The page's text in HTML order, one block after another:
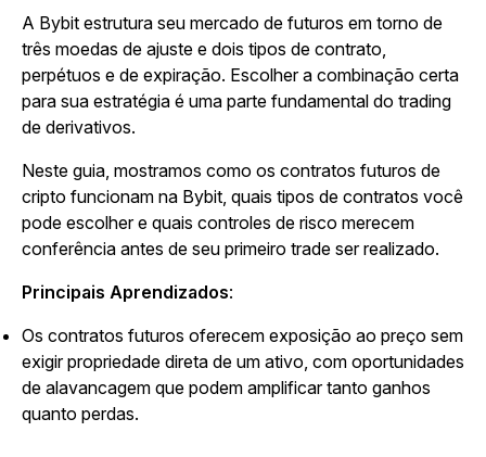
A Bybit estrutura seu mercado de futuros em torno de
três moedas de ajuste e dois tipos de contrato,
perpétuos e de expiração. Escolher a combinação certa
para sua estratégia é uma parte fundamental do trading
de derivativos.
Neste guia, mostramos como os contratos futuros de
cripto funcionam na Bybit, quais tipos de contratos você
pode escolher e quais controles de risco merecem
conferência antes de seu primeiro trade ser realizado.
Principais Aprendizados:
Os contratos futuros oferecem exposição ao preço sem
exigir propriedade direta de um ativo, com oportunidades
de alavancagem que podem amplificar tanto ganhos
quanto perdas.